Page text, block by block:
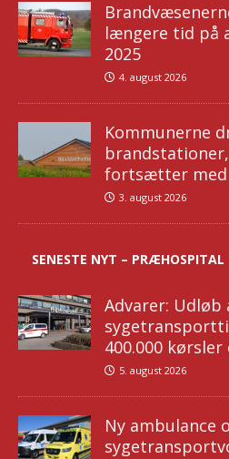
længere tid på
2025
4. august 2026
Kommunerne
fortsætter med
3. august 2026
SENESTE NYT – PRÆHOSPITAL
Advarer: Udløb
400.000
5. august 2026
Ny ambulance